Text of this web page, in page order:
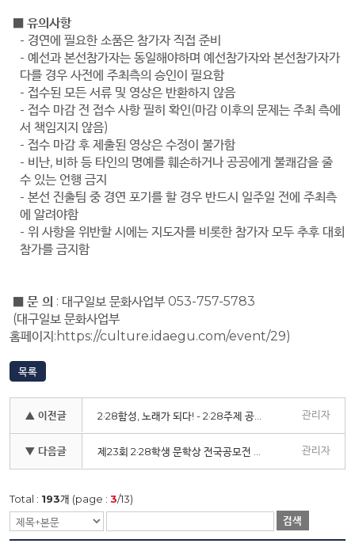
■ 유의사항
- 경연에 필요한 소품은 참가자 직접 준비
- 예선과 본선참가자는 동일해야하며 예선참가자와 본선참가자가
다를 경우 사전에 주최측의 승인이 필요함
- 접수된 모든 서류 및 영상은 반환하지 않음
- 접수 마감 전 접수 사항 필히 확인(마감 이후의 문제는 주최 측에
서 책임지지 않음)
- 접수 마감 후 제출된 영상은 수정이 불가함
- 비난, 비하 등 타인의 명예를 훼손하거나 공공에게 불쾌감을 줄
수 있는 언행 금지
- 본선 진출팀 중 경연 포기를 할 경우 반드시 일주일 전에 주최측
에 알려야함
- 위 사항을 위반할 시에는 지도자를 비롯한 참가자 모두 추후 대회
참가를 금지함
■ 문 의 : 대구일보 문화사업부 053-757-5783
(대구일보 문화사업부
홈페이지:https://culture.idaegu.com/event/29)
목록
▲ 이전글 관리자
▼ 다음글 관리자
Total : 193개 (page : 3/13)
검색